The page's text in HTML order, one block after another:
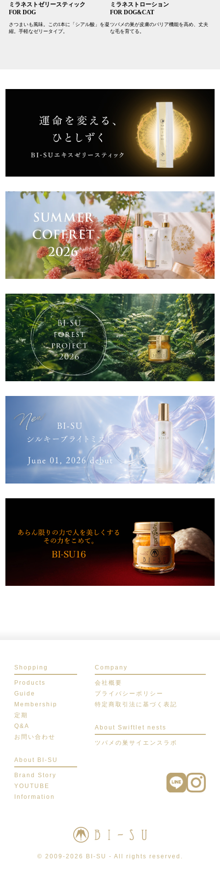
ミラネストゼリースティック
FOR DOG
さつまいも風味。この1本に「シアル酸」を凝
縮。手軽なゼリータイプ。
ミラネストローション
FOR DOG&CAT
ツバメの巣が皮膚のバリア機能を高め、丈夫
な毛を育てる。
Shopping
Products
Guide
Membership
定期
Q&A
お問い合わせ
About BI-SU
Brand Story
YOUTUBE
Information
Company
会社概要
プライバシーポリシー
特定商取引法に基づく表記
About Swiftlet nests
ツバメの巣サイエンスラボ
© 2009-2026 BI-SU - All rights reserved.